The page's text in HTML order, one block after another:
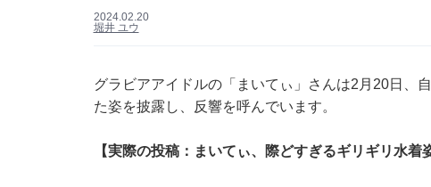
2024.02.20
堀井 ユウ
グラビアアイドルの「まいてぃ」さんは2月20日、
た姿を披露し、反響を呼んでいます。
【実際の投稿：まいてぃ、際どすぎるギリギリ水着